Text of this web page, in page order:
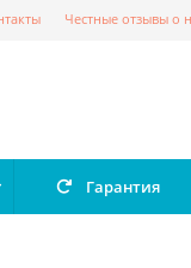
Честные отзывы о
Гарантия